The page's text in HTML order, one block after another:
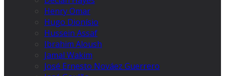
Henry Omar
Hugo Dionísio
Hussein Assaf
Ibrahim Aloush
Jamal Wakim
José Ernesto Nováez Guerrero